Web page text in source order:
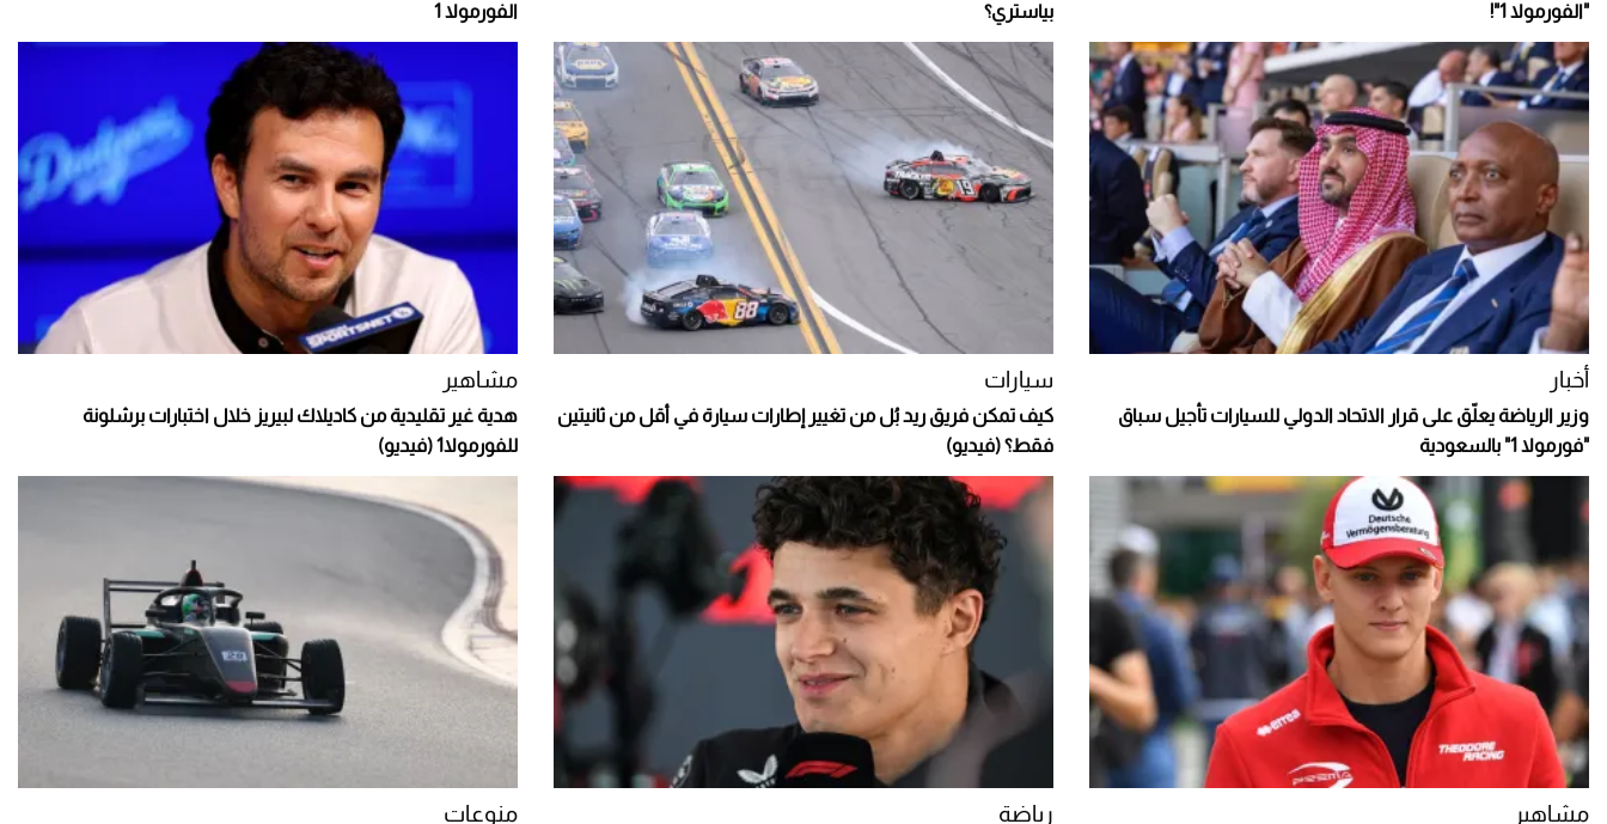
"الفورمولا 1"!
بياستري؟
الفورمولا 1
أخبار
وزير الرياضة يعلّق على قرار الاتحاد الدولي للسيارات تأجيل سباق
"فورمولا 1" بالسعودية
سيارات
كيف تمكن فريق ريد بُل من تغيير إطارات سيارة في أقل من ثانيتين
فقط؟ (فيديو)
مشاهير
هدية غير تقليدية من كاديلاك لبيريز خلال اختبارات برشلونة
للفورمولا1 (فيديو)
مشاهير رياضة منوعات